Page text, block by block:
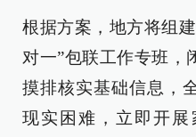
根据方案，地方将组
对一”包联工作专班，
摸排核实基础信息，
现实困难，立即开